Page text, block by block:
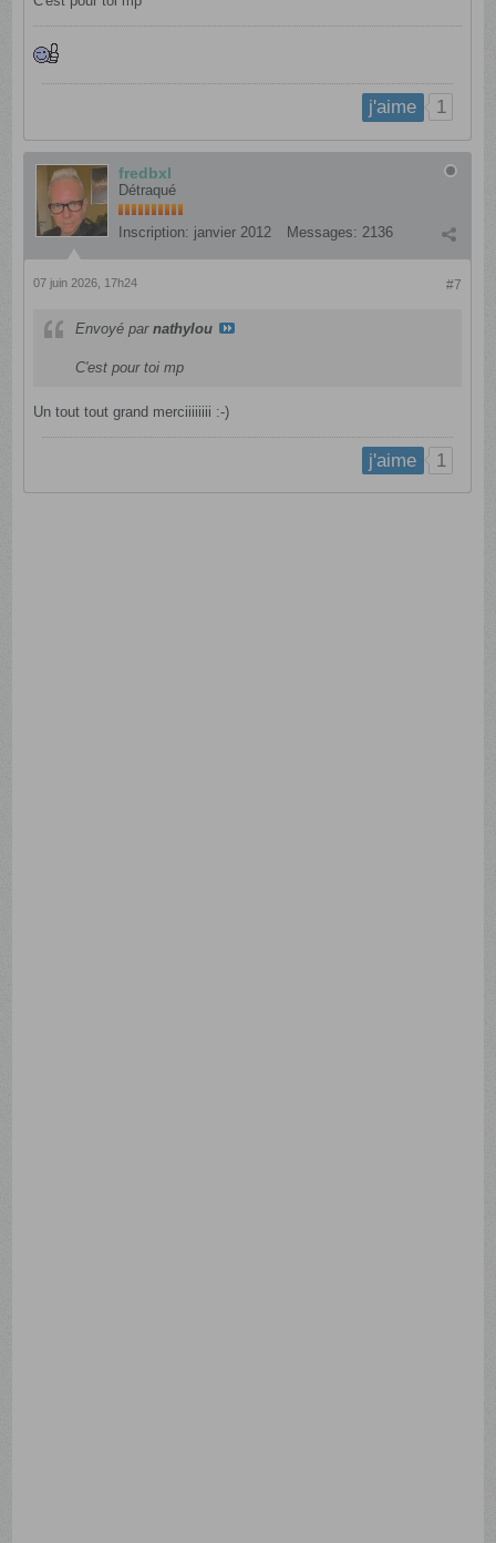
j'aime 1
fredbxl
Détraqué
Inscription: janvier 2012 Messages: 2136
#7
07 juin 2026, 17h24
Envoyé parnathylou
C'est pour toi mp
Un tout tout grand merciiiiiiii :-)
j'aime 1